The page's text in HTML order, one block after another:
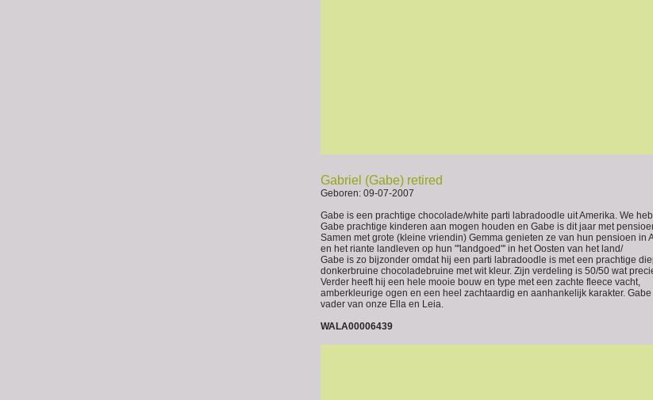
Gabriel (Gabe) retired
Geboren: 09-07-2007
Gabe is een prachtige chocolade/white parti labradoodle uit Amerika. We
Gabe prachtige kinderen aan mogen houden en Gabe is dit jaar met
Samen met grote (kleine vriendin) Gemma genieten ze van hun pensioen in
en het riante landleven op hun "'landgoed"' in het Oosten van het land/
Gabe is zo bijzonder omdat hij een parti labradoodle is met een prachtige
donkerbruine chocoladebruine met wit kleur. Zijn verdeling is 50/50 wat
Verder heeft hij een hele mooie bouw en type met een zachte fleece vacht,
amberkleurige ogen en een heel zachtaardig en aanhankelijk karakter. Gabe
vader van onze Ella en Leia.
WALA00006439